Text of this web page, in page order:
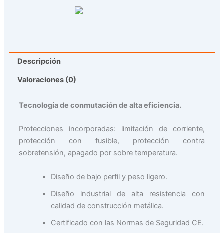
Descripción
Valoraciones (0)
Tecnología de conmutación de alta eficiencia.
Protecciones incorporadas: limitación de corriente,
protección con fusible, protección contra
sobretensión, apagado por sobre temperatura.
Diseño de bajo perfil y peso ligero.
Diseño industrial de alta resistencia con
calidad de construcción metálica.
Certificado con las Normas de Seguridad CE.